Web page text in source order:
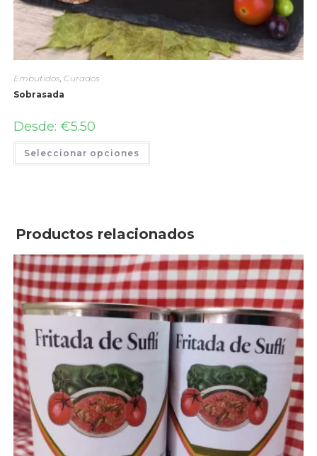
Embutidos, Curados
Sobrasada
Desde: €5.50
Seleccionar opciones
Productos relacionados